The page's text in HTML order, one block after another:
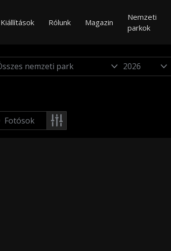
Kiállítások Rólunk Magazin
Nemzeti
parkok
Fotósok